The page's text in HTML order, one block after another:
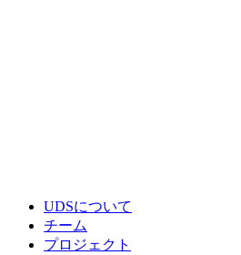
UDSについて
チーム
プロジェクト